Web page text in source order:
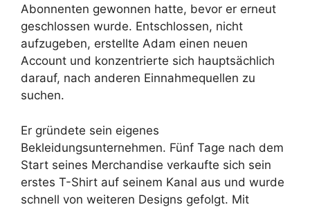
Abonnenten gewonnen hatte, bevor er erneut
geschlossen wurde. Entschlossen, nicht
aufzugeben, erstellte Adam einen neuen
Account und konzentrierte sich hauptsächlich
darauf, nach anderen Einnahmequellen zu
suchen.
Er gründete sein eigenes
Bekleidungsunternehmen. Fünf Tage nach dem
Start seines Merchandise verkaufte sich sein
erstes T-Shirt auf seinem Kanal aus und wurde
schnell von weiteren Designs gefolgt. Mit